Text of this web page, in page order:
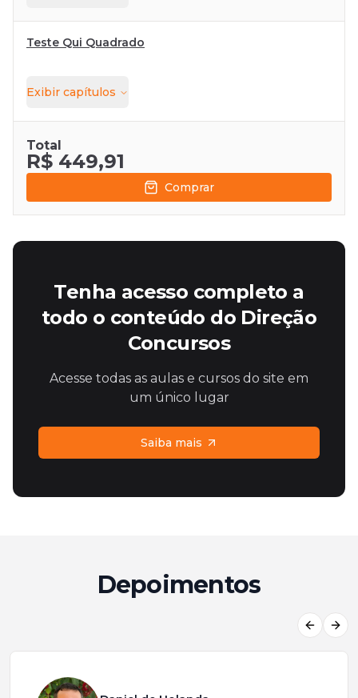
Teste Qui Quadrado
Exibir capítulos
Total
R$ 449,91
Comprar
Tenha acesso completo a
todo o conteúdo do Direção
Concursos
Acesse todas as aulas e cursos do site em
um único lugar
Saiba mais
Depoimentos